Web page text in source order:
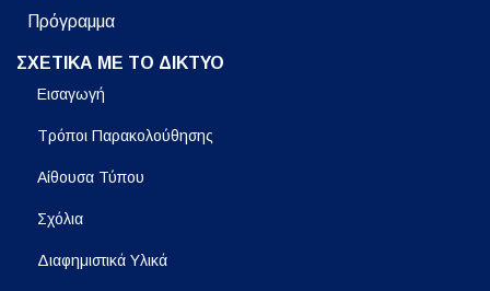
Πρόγραμμα
ΣΧΕΤΙΚΑ ΜΕ ΤΟ ΔΙΚΤΥΟ
Εισαγωγή
Τρόποι Παρακολούθησης
Αίθουσα Τύπου
Σχόλια
Διαφημιστικά Υλικά